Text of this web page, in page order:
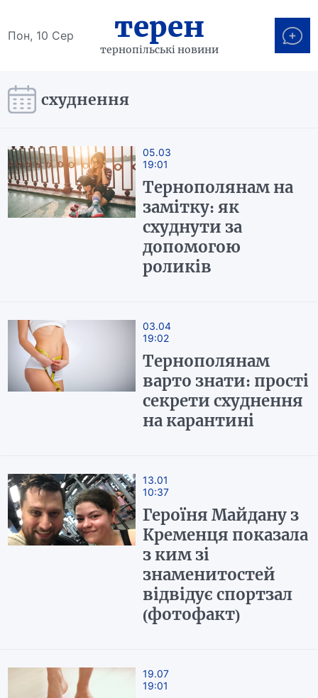
Пон, 10 Сер терен
тернопільські новини
схуднення
05.03
19:01
Тернополянам на
замітку: як
схуднути за
допомогою
роликів
03.04
19:02
Тернополянам
варто знати: прості
секрети схуднення
на карантині
13.01
10:37
Героїня Майдану з
Кременця показала
з ким зі
знаменитостей
відвідує спортзал
(фотофакт)
19.07
19:01